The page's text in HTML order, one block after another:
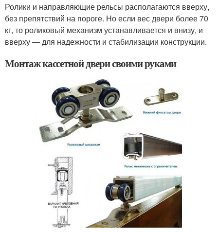
Ролики и направляющие рельсы располагаются вверху,
без препятствий на пороге. Но если вес двери более 70
кг, то роликовый механизм устанавливается и внизу, и
вверху — для надежности и стабилизации конструкции.
Монтаж кассетной двери своими руками